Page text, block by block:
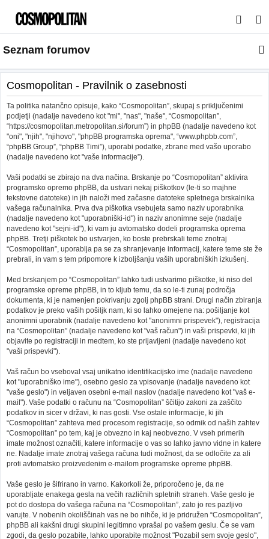
s
a
j
Seznam forumov
Cosmopolitan - Pravilnik o zasebnosti
Ta politika natančno opisuje, kako “Cosmopolitan”, skupaj s priključenimi
podjetji (nadalje navedeno kot "mi", "nas", "naše", “Cosmopolitan”,
“https://cosmopolitan.metropolitan.si/forum”) in phpBB (nadalje navedeno kot
"oni", "njih", "njihovo", "phpBB programska oprema", “www.phpbb.com”,
“phpBB Group”, “phpBB Timi”), uporabi podatke, zbrane med vašo uporabo
(nadalje navedeno kot "vaše informacije”).
Vaši podatki se zbirajo na dva načina. Brskanje po “Cosmopolitan” aktivira
programsko opremo phpBB, da ustvari nekaj piškotkov (le-ti so majhne
tekstovne datoteke) in jih naloži med začasne datoteke spletnega brskalnika
vašega računalnika. Prva dva piškotka vsebujeta samo naziv uporabnika
(nadalje navedeno kot "uporabniški-id") in naziv anonimne seje (nadalje
navedeno kot "sejni-id"), ki vam ju avtomatsko dodeli programska oprema
phpBB. Tretji piškotek bo ustvarjen, ko boste prebrskali teme znotraj
“Cosmopolitan”, uporablja pa se za shranjevanje informacij, katere teme ste že
prebrali, in vam s tem pripomore k izboljšanju vaših uporabniških izkušenj.
Med brskanjem po “Cosmopolitan” lahko tudi ustvarimo piškotke, ki niso del
programske opreme phpBB, in to kljub temu, da so le-ti zunaj področja
dokumenta, ki je namenjen pokrivanju zgolj phpBB strani. Drugi način zbiranja
podatkov je preko vaših pošiljk nam, ki so lahko omejene na: pošiljanje kot
anonimni uporabnik (nadalje navedeno kot "anonimni prispevek"), registracija
na “Cosmopolitan” (nadalje navedeno kot "vaš račun") in vaši prispevki, ki jih
objavite po registraciji in medtem, ko ste prijavljeni (nadalje navedeno kot
"vaši prispevki").
Vaš račun bo vseboval vsaj unikatno identifikacijsko ime (nadalje navedeno
kot "uporabniško ime"), osebno geslo za vpisovanje (nadalje navedeno kot
"vaše geslo") in veljaven osebni e-mail naslov (nadalje navedeno kot "vaš e-
mail"). Vaše podatki o računu na “Cosmopolitan” ščitijo zakoni za zaščito
podatkov in sicer v državi, ki nas gosti. Vse ostale informacije, ki jih
“Cosmopolitan” zahteva med procesom registracije, so odmik od naših zahtev
“Cosmopolitan” po tem, kaj je obvezno in kaj neobvezno. V vseh primerih
imate možnost označiti, katere informacije o vas so lahko javno vidne in katere
ne. Nadalje imate znotraj vašega računa tudi možnost, da se odločite za ali
proti avtomatsko proizvedenim e-mailom programske opreme phpBB.
Vaše geslo je šifrirano in varno. Kakorkoli že, priporočeno je, da ne
uporabljate enakega gesla na večih različnih spletnih straneh. Vaše geslo je
pot do dostopa do vašega računa na “Cosmopolitan”, zato jo res pazljivo
varujte. V nobenih okoliščinah vas ne bo nihče, ki je pridružen “Cosmopolitan”,
phpBB ali kakšni drugi skupini legitimno vprašal po vašem geslu. Če se vam
zgodi, da geslo pozabite, lahko uporabite možnost "Pozabil sem svoje geslo",